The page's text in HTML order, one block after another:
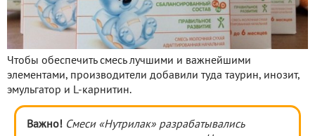
Чтобы обеспечить смесь лучшими и важнейшими
элементами, производители добавили туда таурин, инозит,
эмульгатор и L-карнитин.
Важно! Смеси «Нутрилак» разрабатывались